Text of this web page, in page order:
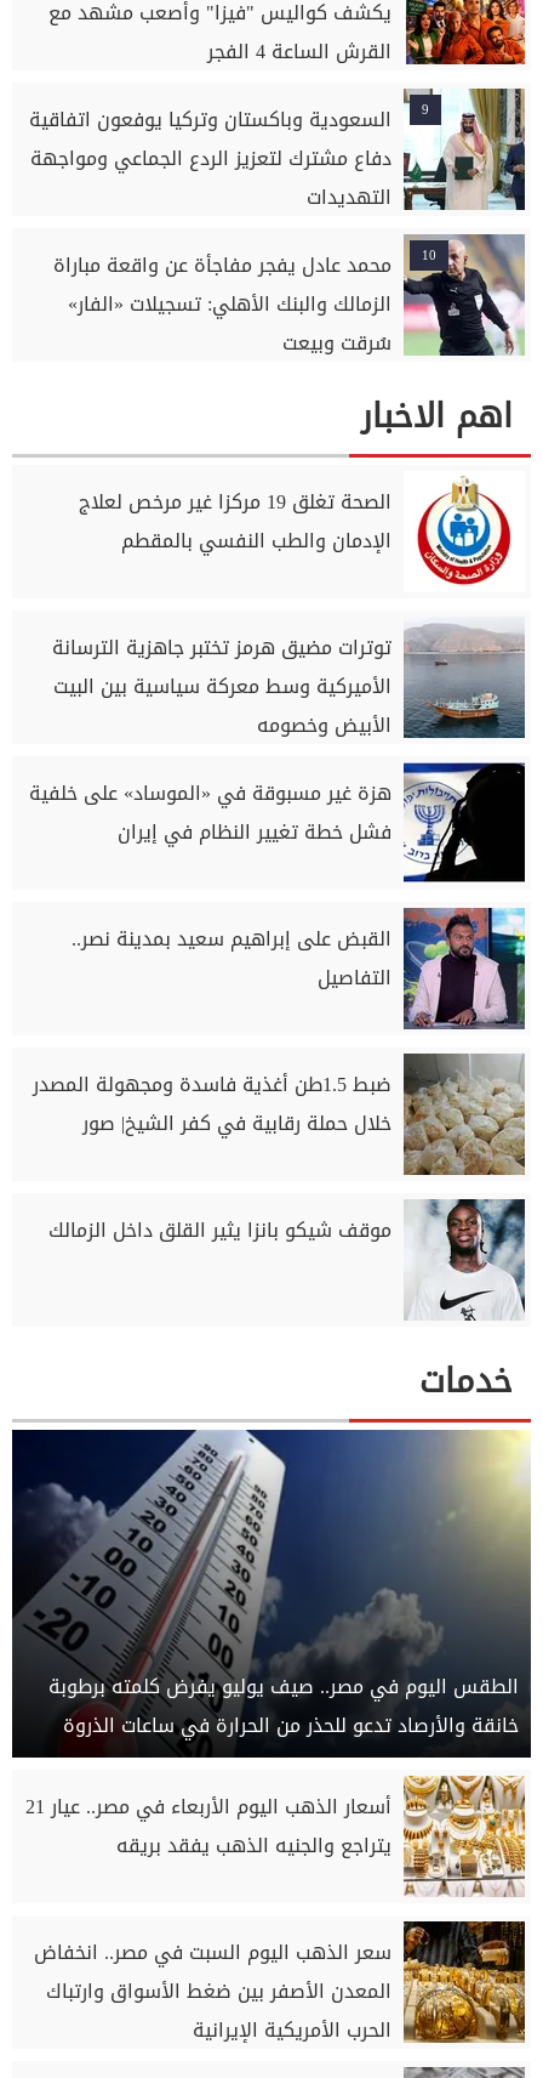
يكشف كواليس "فيزا" وأصعب مشهد مع
القرش الساعة 4 الفجر
9
السعودية وباكستان وتركيا يوفعون اتفاقية
دفاع مشترك لتعزيز الردع الجماعي ومواجهة
التهديدات
10
محمد عادل يفجر مفاجأة عن واقعة مباراة
الزمالك والبنك الأهلي: تسجيلات «الفار»
سُرقت وبيعت
اهم الاخبار
الصحة تغلق 19 مركزا غير مرخص لعلاج
الإدمان والطب النفسي بالمقطم
توترات مضيق هرمز تختبر جاهزية الترسانة
الأميركية وسط معركة سياسية بين البيت
الأبيض وخصومه
هزة غير مسبوقة في «الموساد» على خلفية
فشل خطة تغيير النظام في إيران
القبض على إبراهيم سعيد بمدينة نصر..
التفاصيل
ضبط 1.5طن أغذية فاسدة ومجهولة المصدر
خلال حملة رقابية في كفر الشيخ| صور
موقف شيكو بانزا يثير القلق داخل الزمالك
خدمات
الطقس اليوم في مصر.. صيف يوليو يفرض كلمته برطوبة
خانقة والأرصاد تدعو للحذر من الحرارة في ساعات الذروة
أسعار الذهب اليوم الأربعاء في مصر.. عيار 21
يتراجع والجنيه الذهب يفقد بريقه
سعر الذهب اليوم السبت في مصر.. انخفاض
المعدن الأصفر بين ضغط الأسواق وارتباك
الحرب الأمريكية الإيرانية